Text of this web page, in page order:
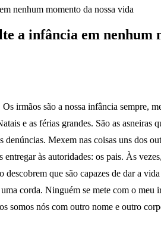
nenhum momento da nossa vida
a infância em nenhum
irmãos são a nossa infância sempre,
e as férias grandes. São as asneiras
Mexem nas coisas uns dos
às autoridades: os pais. Às
que são capazes de dar a
corda. Ninguém se mete com o meu
somos nós com outro nome e outro